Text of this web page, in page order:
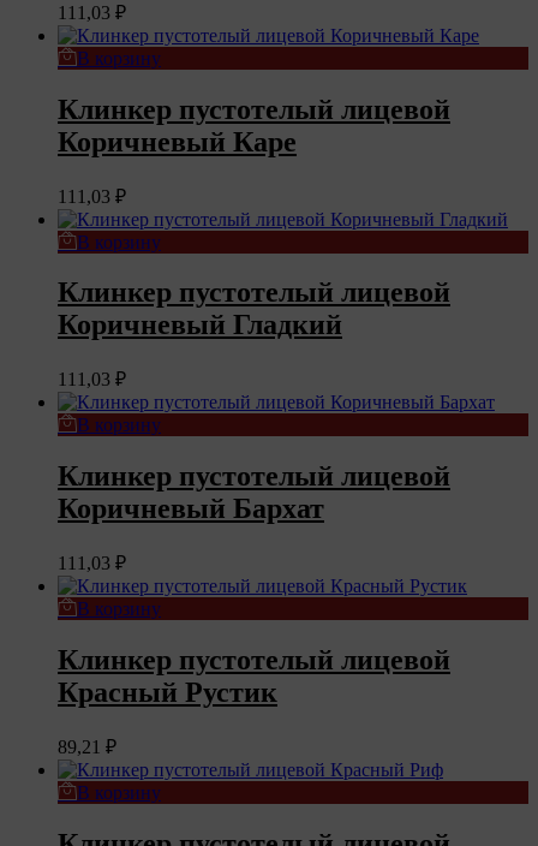
111,03 ₽
В корзину
Клинкер пустотелый лицевой
Коричневый Каре
111,03 ₽
В корзину
Клинкер пустотелый лицевой
Коричневый Гладкий
111,03 ₽
В корзину
Клинкер пустотелый лицевой
Коричневый Бархат
111,03 ₽
В корзину
Клинкер пустотелый лицевой
Красный Рустик
89,21 ₽
В корзину